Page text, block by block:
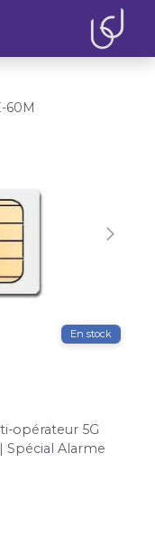
60M
En stock
opérateur 5G
Spécial Alarme